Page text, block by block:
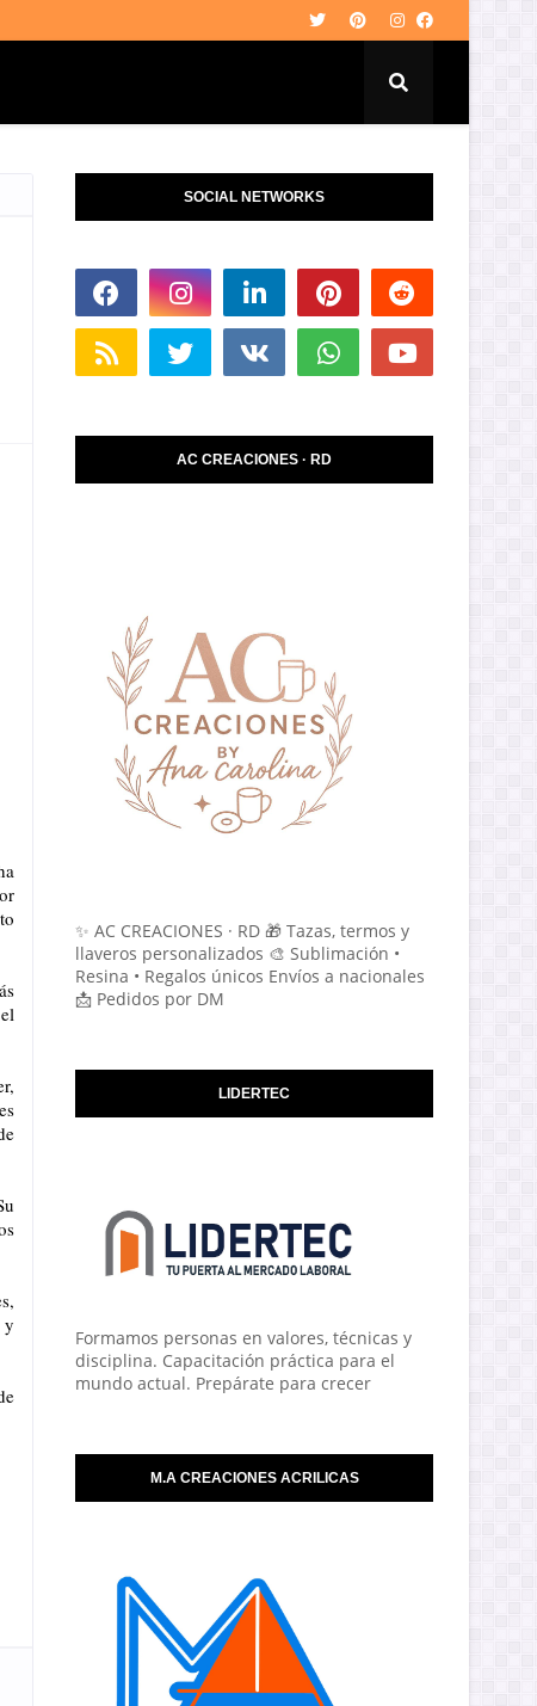
y
SOCIAL NETWORKS
AC CREACIONES · RD
✨ AC CREACIONES · RD 🎁 Tazas, termos y
llaveros personalizados 🎨 Sublimación •
Resina • Regalos únicos Envíos a nacionales
📩 Pedidos por DM
LIDERTEC
Formamos personas en valores, técnicas y
disciplina. Capacitación práctica para el
mundo actual. Prepárate para crecer
M.A CREACIONES ACRILICAS